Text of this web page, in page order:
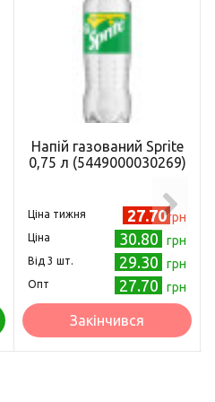
Напій газований Sprite
0,75 л (5449000030269)
Ціна тижня 27.70грн
Ціна 30.80 грн
Від 3 шт. 29.30 грн
Опт 27.70 грн
Закінчився